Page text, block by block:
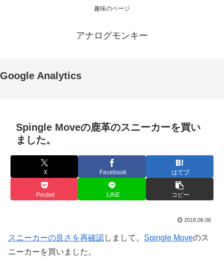
趣味のページ
アナログモンキー
Google Analytics
Spingle Moveの鹿革のスニーカーを買い
ました。
X Facebook はてブ
Pocket LINE コピー
2018.06.06
スニーカーの良さを再確認しまして。 Spingle Moveのス
ニーカーを買いました。